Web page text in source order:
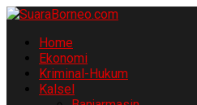
Home
Ekonomi
Kriminal-Hukum
Kalsel